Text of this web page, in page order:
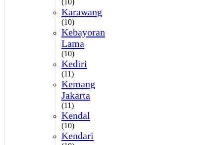
(10)
Karawang
(10)
Kebayoran
Lama
(10)
Kediri
(11)
Kemang
Jakarta
(11)
Kendal
(10)
Kendari